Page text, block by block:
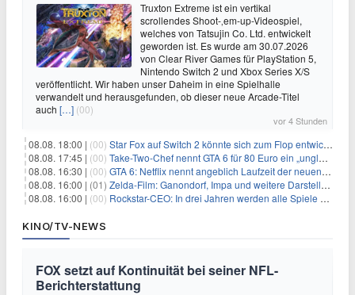
Truxton Extreme ist ein vertikal
scrollendes Shoot-‚em-up-Videospiel,
welches von Tatsujin Co. Ltd. entwickelt
geworden ist. Es wurde am 30.07.2026
von Clear River Games für PlayStation 5,
Nintendo Switch 2 und Xbox Series X/S
veröffentlicht. Wir haben unser Daheim in eine Spielhalle
verwandelt und herausgefunden, ob dieser neue Arcade-Titel
auch […] (00)
vor 4 Stunden
08.08. 18:00 | (00) Star Fox auf Switch 2 könnte sich zum Flop entwickeln
08.08. 17:45 | (00) Take-Two-Chef nennt GTA 6 für 80 Euro ein „unglaubliches Schnäppchen“
08.08. 16:30 | (00) GTA 6: Netflix nennt angeblich Laufzeit der neuen Gameplay-Präsentation
08.08. 16:00 | (01) Zelda-Film: Ganondorf, Impa und weitere Darsteller sollen feststehen
08.08. 16:00 | (00) Rockstar-CEO: In drei Jahren werden alle Spiele gestreamt
KINO/TV-NEWS
FOX setzt auf Kontinuität bei seiner NFL-
Berichterstattung